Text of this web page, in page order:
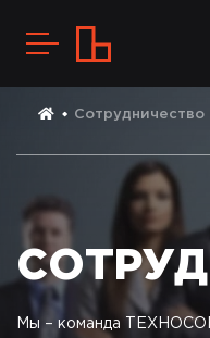
Сотрудничество
Мы – команда